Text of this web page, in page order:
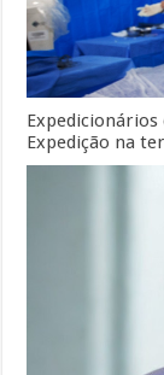
Expedicionários
Expedição na